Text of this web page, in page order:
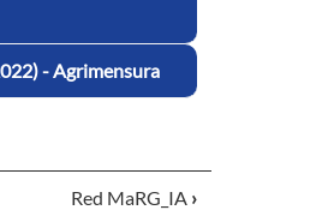
- Agrimensura
Red MaRG_IA ›